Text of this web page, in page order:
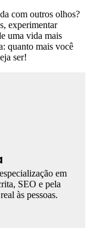
com outros olhos?
experimentar
uma vida mais
quanto mais você
ser!
em
SEO e pela
às pessoas.